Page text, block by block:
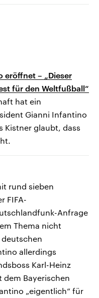
eröffnet – „Dieser
für den Weltfußball“
hat ein
Gianni Infantino
Kistner glaubt, dass
rund sieben
FIFA-
Anfrage
Thema nicht
allerdings
Karl-Heinz
Bayerischen
„eigentlich“ für